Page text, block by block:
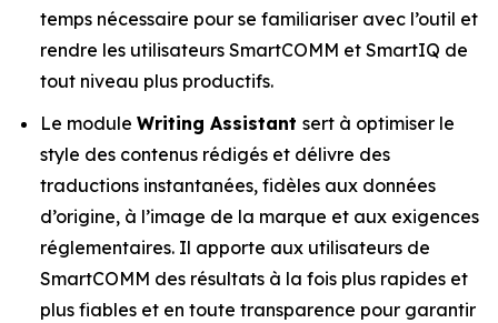
temps nécessaire pour se familiariser avec l’outil et
rendre les utilisateurs SmartCOMM et SmartIQ de
tout niveau plus productifs.
Le module Writing Assistant sert à optimiser le
style des contenus rédigés et délivre des
traductions instantanées, fidèles aux données
d’origine, à l’image de la marque et aux exigences
réglementaires. Il apporte aux utilisateurs de
SmartCOMM des résultats à la fois plus rapides et
plus fiables et en toute transparence pour garantir